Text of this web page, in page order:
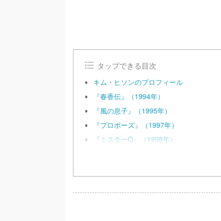
タップできる目次
キム・ヒソンのプロフィール
『春香伝』（1994年）
『風の息子』（1995年）
『プロポーズ』（1997年）
『ミスターQ』（1998年）